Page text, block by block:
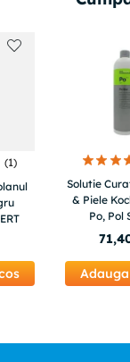
(1)
Solutie
& Piele
Po, Pol
71,